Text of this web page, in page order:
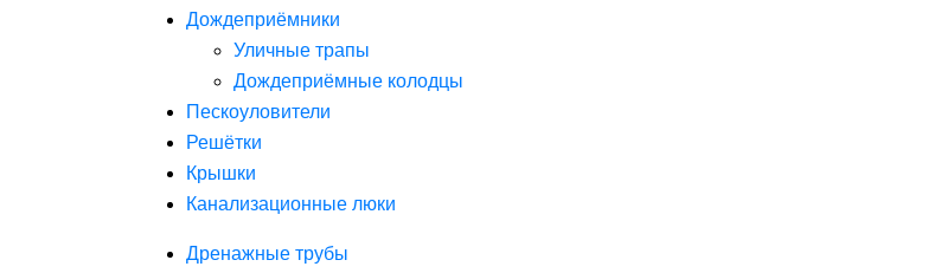
Дождеприёмники
Уличные трапы
Дождеприёмные колодцы
Пескоуловители
Решётки
Крышки
Канализационные люки
Дренажные трубы